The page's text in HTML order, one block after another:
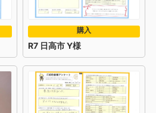
購入
R7 日高市 Y様